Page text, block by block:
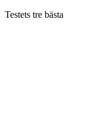
Testets tre bästa